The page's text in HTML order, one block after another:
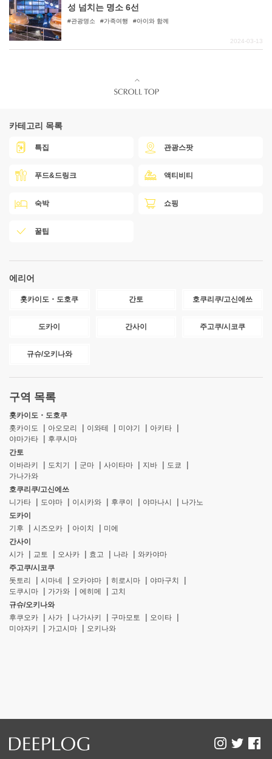
성 넘치는 명소 6선
관광명소 가족여행 아이와 함께
2024-03-13
카테고리 목록
특집 관광스팟
푸드&드링크 액티비티
숙박 쇼핑
꿀팁
에리어
홋카이도・도호쿠 간토 호쿠리쿠/고신에쓰
도카이 간사이 주고쿠/시코쿠
규슈/오키나와
구역 목록
홋카이도・도호쿠
홋카이도
아오모리 이와테 미야기
아키타
야마가타
후쿠시마
간토
이바라키
도치기 군마 사이타마 지바
도쿄
가나가와
호쿠리쿠/고신에쓰
니가타
도야마 이시카와 후쿠이 야마나시
나가노
도카이
기후
시즈오카 아이치
미에
간사이
시가
교토 오사카 효고 나라
와카야마
주고쿠/시코쿠
돗토리
시마네 오카야마 히로시마
야마구치
도쿠시마
가가와 에히메
고치
규슈/오키나와
후쿠오카
사가 나가사키 구마모토
오이타
미야자키
가고시마 오키나와